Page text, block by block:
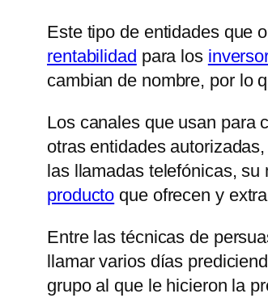
Este tipo de entidades que
rentabilidad para los
cambian de nombre, por lo
Los canales que usan para
otras entidades
las llamadas telefónicas, su
producto que ofrecen y
Entre las técnicas de
llamar varios días
grupo al que le hicieron la